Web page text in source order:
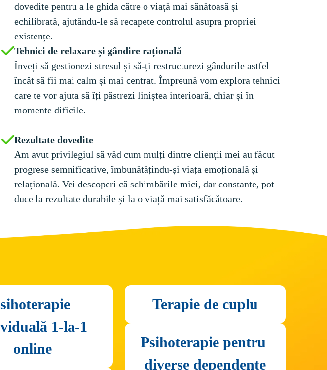
dovedite pentru a le ghida către o viață mai sănătoasă și
echilibrată, ajutându-le să recapete controlul asupra propriei
Înveți să gestionezi stresul și să-ți restructurezi gândurile astfel
încât să fii mai calm și mai centrat. Împreună vom explora tehnici
care te vor ajuta să îți păstrezi liniștea interioară, chiar și în
momente dificile.
Am avut privilegiul să văd cum mulți dintre clienții mei au făcut
progrese semnificative, îmbunătățindu-și viața emoțională și
relațională. Vei descoperi că schimbările mici, dar constante, pot
1-la-1
Psihoterapie pentru